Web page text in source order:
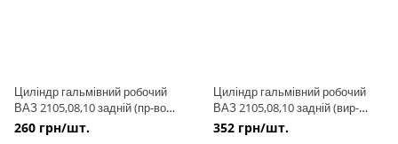
Циліндр гальмівний робочий
ВАЗ 2105,08,10 задній (пр-во
АвтоВАЗ)
260 грн/шт.
Циліндр гальмівний робочий
ВАЗ 2105,08,10 задній (вир-
во ВАТ ВІС)
352 грн/шт.